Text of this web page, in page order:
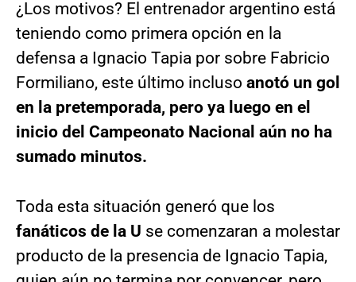
¿Los motivos? El entrenador argentino está
teniendo como primera opción en la
defensa a Ignacio Tapia por sobre Fabricio
Formiliano, este último incluso anotó un gol
en la pretemporada, pero ya luego en el
inicio del Campeonato Nacional aún no ha
sumado minutos.
Toda esta situación generó que los
fanáticos de la U se comenzaran a molestar
producto de la presencia de Ignacio Tapia,